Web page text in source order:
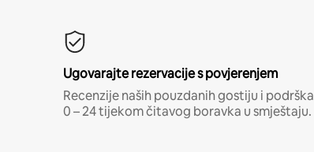
Ugovarajte rezervacije s povjerenjem
Recenzije naših pouzdanih gostiju i podrška
0 – 24 tijekom čitavog boravka u smještaju.